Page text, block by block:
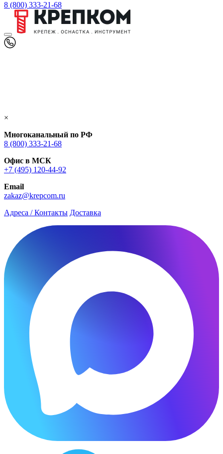
8 (800) 333-21-68
×
Многоканальный по РФ
8 (800) 333‑21-68
Офис в МСК
+7 (495) 120-44-92
Email
zakaz@krepcom.ru
Адреса / Контакты Доставка